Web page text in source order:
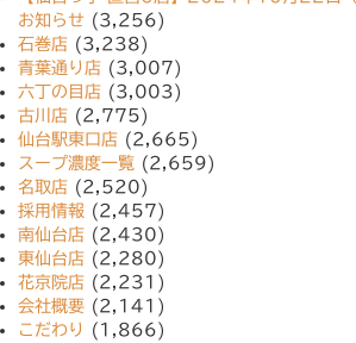
お知らせ (3,256)
石巻店 (3,238)
青葉通り店 (3,007)
六丁の目店 (3,003)
古川店 (2,775)
仙台駅東口店 (2,665)
スープ濃度一覧 (2,659)
名取店 (2,520)
採用情報 (2,457)
南仙台店 (2,430)
東仙台店 (2,280)
花京院店 (2,231)
会社概要 (2,141)
こだわり
(1,866)